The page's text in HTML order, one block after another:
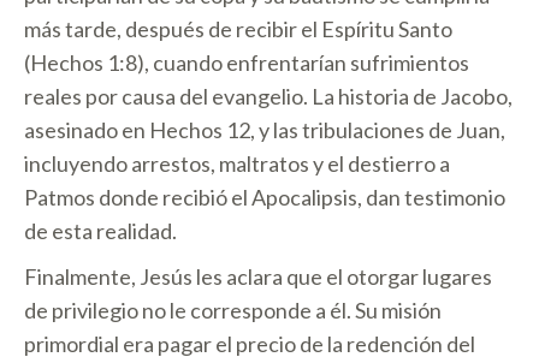
más tarde, después de recibir el Espíritu Santo
(Hechos 1:8), cuando enfrentarían sufrimientos
reales por causa del evangelio. La historia de Jacobo,
asesinado en Hechos 12, y las tribulaciones de Juan,
incluyendo arrestos, maltratos y el destierro a
Patmos donde recibió el Apocalipsis, dan testimonio
de esta realidad.
Finalmente, Jesús les aclara que el otorgar lugares
de privilegio no le corresponde a él. Su misión
primordial era pagar el precio de la redención del